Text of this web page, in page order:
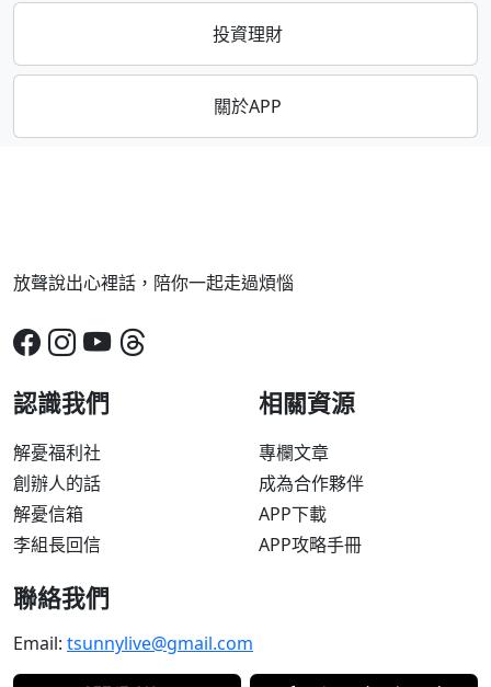
投資理財
關於APP
放聲說出心裡話，陪你一起走過煩惱
認識我們
解憂福利社
創辦人的話
解憂信箱
李組長回信
相關資源
專欄文章
成為合作夥伴
APP下載
APP攻略手冊
聯絡我們
Email: tsunnylive@gmail.com